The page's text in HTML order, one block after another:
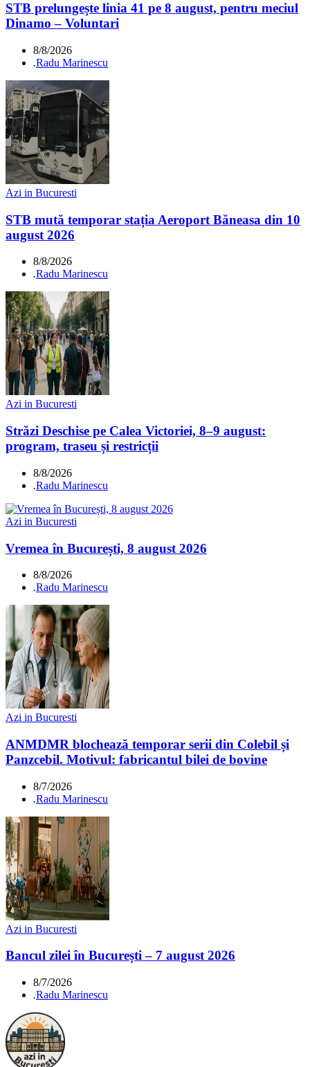
STB prelungește linia 41 pe 8 august, pentru meciul
Dinamo – Voluntari
8/8/2026
.Radu Marinescu
Azi in Bucuresti
STB mută temporar stația Aeroport Băneasa din 10
august 2026
8/8/2026
.Radu Marinescu
Azi in Bucuresti
Străzi Deschise pe Calea Victoriei, 8–9 august:
program, traseu și restricții
8/8/2026
.Radu Marinescu
Azi in Bucuresti
Vremea în București, 8 august 2026
8/8/2026
.Radu Marinescu
Azi in Bucuresti
ANMDMR blochează temporar serii din Colebil și
Panzcebil. Motivul: fabricantul bilei de bovine
8/7/2026
.Radu Marinescu
Azi in Bucuresti
Bancul zilei în București – 7 august 2026
8/7/2026
.Radu Marinescu